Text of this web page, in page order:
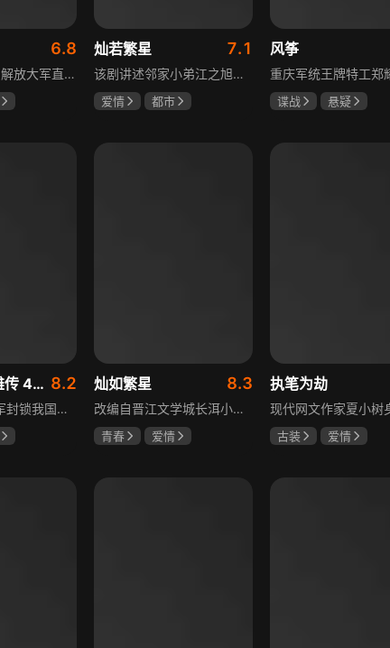
6.8
1949年初夏，解放大军直抵上海，国民党国防部保密局的中共地下党员邓家骥奉命撤往台湾，其妻同为地下党的沈荷因临产被留在上海。新中国成立之初，面对敌特的破坏活动，斗争形势严峻，沈荷隐藏真实身份，继续与敌人展开新一轮斗争，在隐秘战线坚守信仰，为新政权的稳定默默奉献。
灿若繁星 7.1
该剧讲述邻家小弟江之旭留学归来，竟成了夏千星的顶头上司。从小管着江之旭、事事压他一头的夏千星无法接受，两人互不服气，在公司内外明争暗斗。江之旭借职位刁难夏千星，夏千星则用姐姐身份压制他，然而夏千星不知道，江之旭拼尽全力坐上这个位子，就是为了陪在她身边保护她。
爱情
都市
风筝
谍战
悬疑
南侨机工英雄传 43集版 8.2
抗战打响后日军封锁我国运输路线，神鼓滇缅公路撑起抗战后勤补给，因急缺司机和技工，三千余名南洋华侨毅然归国共赴国难。方家兄弟是典型代表，大哥方天海表面投靠日军实为中共地下工作者，委曲求全游走生死间；弟弟方千树从纨绔子弟成长为抗日战士。剧集以真实历史为背景，展现华侨爱国情怀与民族大义。
灿如繁星 8.3
改编自晋江文学城长洱小说《狭路》，讲述心理学博士林晚星遭遇变故后返乡任教，邂逅顶级教练王法，带领垫底差生逆袭追梦的热血救赎故事。林晚星用“自由式”教育，培养少年们的独立人格，帮他们学会生活、融洽自我、发现所爱、勇于追求，诠释“不远狭路，终见光明”的成长内核。
青春
爱情
执笔为劫
古装
爱情